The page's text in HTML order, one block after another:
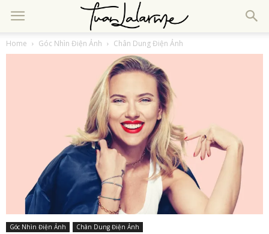
Home Góc Nhìn Điện Ảnh Chân Dung Điện Ảnh
Góc Nhìn Điện Ảnh Chân Dung Điện Ảnh